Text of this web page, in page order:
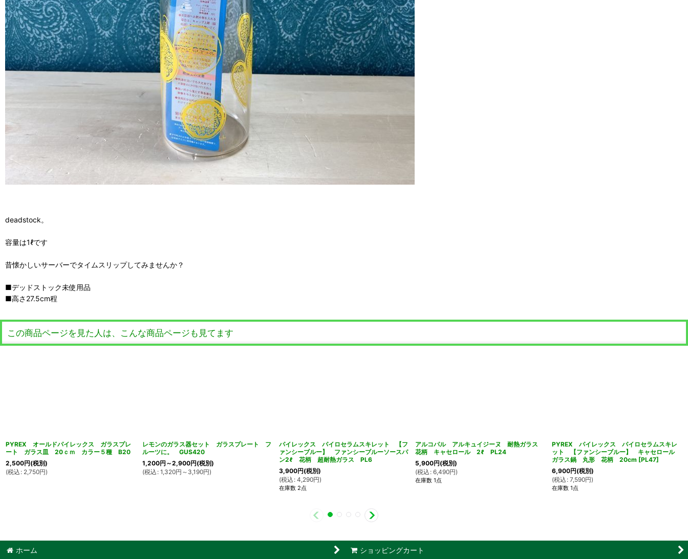
deadstock。
容量は1ℓです
昔懐かしいサーバーでタイムスリップしてみませんか？
■デッドストック未使用品
■高さ27.5cm程
この商品ページを見た人は、こんな商品ページも見てます
PYREX オールドパイレックス ガラスプレ
ート ガラス皿 20ｃｍ カラー５種 B20
2,500円(税別)
(税込 : 2,750円)
レモンのガラス器セット ガラスプレート フ
ルーツに。 GUS420
1,200円 ～2,900円(税別)
(税込 : 1,320円 ～3,190円)
パイレックス パイロセラムスキレット 【フ
ァンシーブルー】 ファンシーブルーソースパ
ン2ℓ 花柄 超耐熱ガラス PL6
3,900円(税別)
(税込 : 4,290円)
在庫数 2点
アルコパル アルキュイジーヌ 耐熱ガラス
花柄 キャセロール 2ℓ PL24
5,900円(税別)
(税込 : 6,490円)
在庫数 1点
PYREX パイレックス パイロセラムスキレ
ット 【ファンシーブルー】 キャセロール
ガラス鍋 丸形 花柄 20cm [PL47]
6,900円(税別)
(税込 : 7,590円)
在庫数 1点
ホーム ショッピングカート